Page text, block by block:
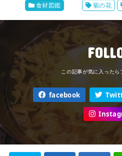
食材図鑑 菊の花
facebook